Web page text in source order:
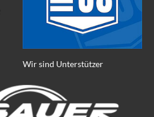
Wir sind Unterstützer